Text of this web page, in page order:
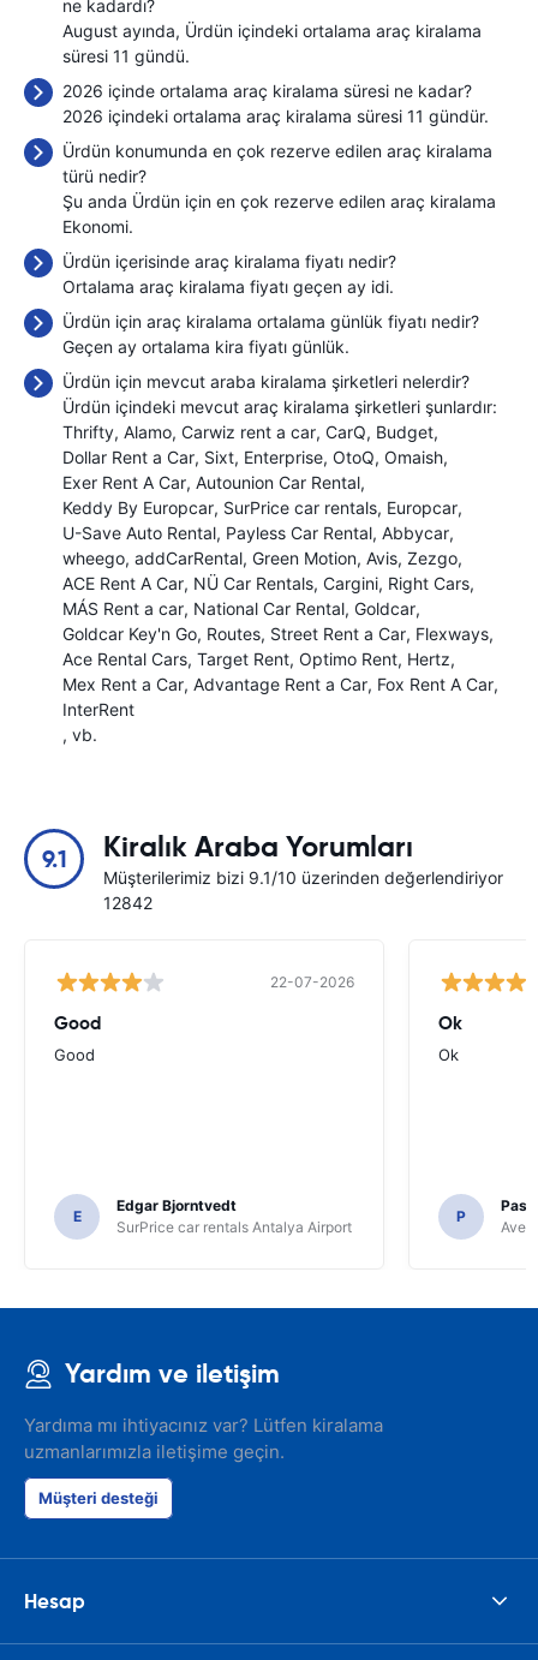
ne kadardı?
August ayında, Ürdün içindeki ortalama araç kiralama
süresi 11 gündü.
2026 içinde ortalama araç kiralama süresi ne kadar?
2026 içindeki ortalama araç kiralama süresi 11 gündür.
Ürdün konumunda en çok rezerve edilen araç kiralama
türü nedir?
Şu anda Ürdün için en çok rezerve edilen araç kiralama
Ekonomi.
Ürdün içerisinde araç kiralama fiyatı nedir?
Ortalama araç kiralama fiyatı geçen ay idi.
Ürdün için araç kiralama ortalama günlük fiyatı nedir?
Geçen ay ortalama kira fiyatı günlük.
Ürdün için mevcut araba kiralama şirketleri nelerdir?
Ürdün içindeki mevcut araç kiralama şirketleri şunlardır:
Thrifty Alamo Carwiz rent a car CarQ Budget
Dollar Rent a Car Sixt Enterprise OtoQ Omaish
Exer Rent A Car Autounion Car Rental
Keddy By Europcar SurPrice car rentals Europcar
U-Save Auto Rental Payless Car Rental Abbycar
wheego addCarRental Green Motion Avis Zezgo
ACE Rent A Car NÜ Car Rentals Cargini Right Cars
MÁS Rent a car National Car Rental Goldcar
Goldcar Key'n Go Routes Street Rent a Car Flexways
Ace Rental Cars Target Rent Optimo Rent Hertz
Mex Rent a Car Advantage Rent a Car Fox Rent A Car
InterRent
, vb.
9.1 Kiralık Araba Yorumları
Müşterilerimiz bizi 9.1/10 üzerinden değerlendiriyor
12842
22-07-2026
Good
Good
E
Edgar Bjorntvedt
SurPrice car rentals Antalya Airport
Ok
Ok
P
Avec
Yardım ve iletişim
Yardıma mı ihtiyacınız var? Lütfen kiralama
uzmanlarımızla iletişime geçin.
Müşteri desteği
Hesap